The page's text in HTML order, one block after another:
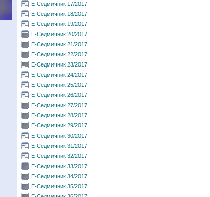
Е-Седмичник 17/2017
Е-Седмичник 18/2017
Е-Седмичник 19/2017
Е-Седмичник 20/2017
Е-Седмичник 21/2017
Е-Седмичник 22/2017
Е-Седмичник 23/2017
Е-Седмичник 24/2017
Е-Седмичник 25/2017
Е-Седмичник 26/2017
Е-Седмичник 27/2017
Е-Седмичник 28/2017
Е-Седмичник 29/2017
Е-Седмичник 30/2017
Е-Седмичник 31/2017
Е-Седмичник 32/2017
Е-Седмичник 33/2017
Е-Седмичник 34/2017
Е-Седмичник 35/2017